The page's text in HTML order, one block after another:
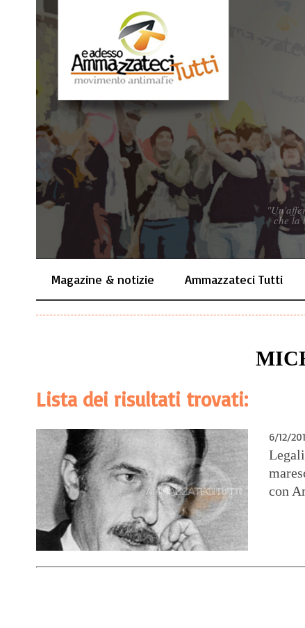
che la
Magazine & notizie Ammazzateci Tutti
Lista dei risultati trovati:
6/12/
con